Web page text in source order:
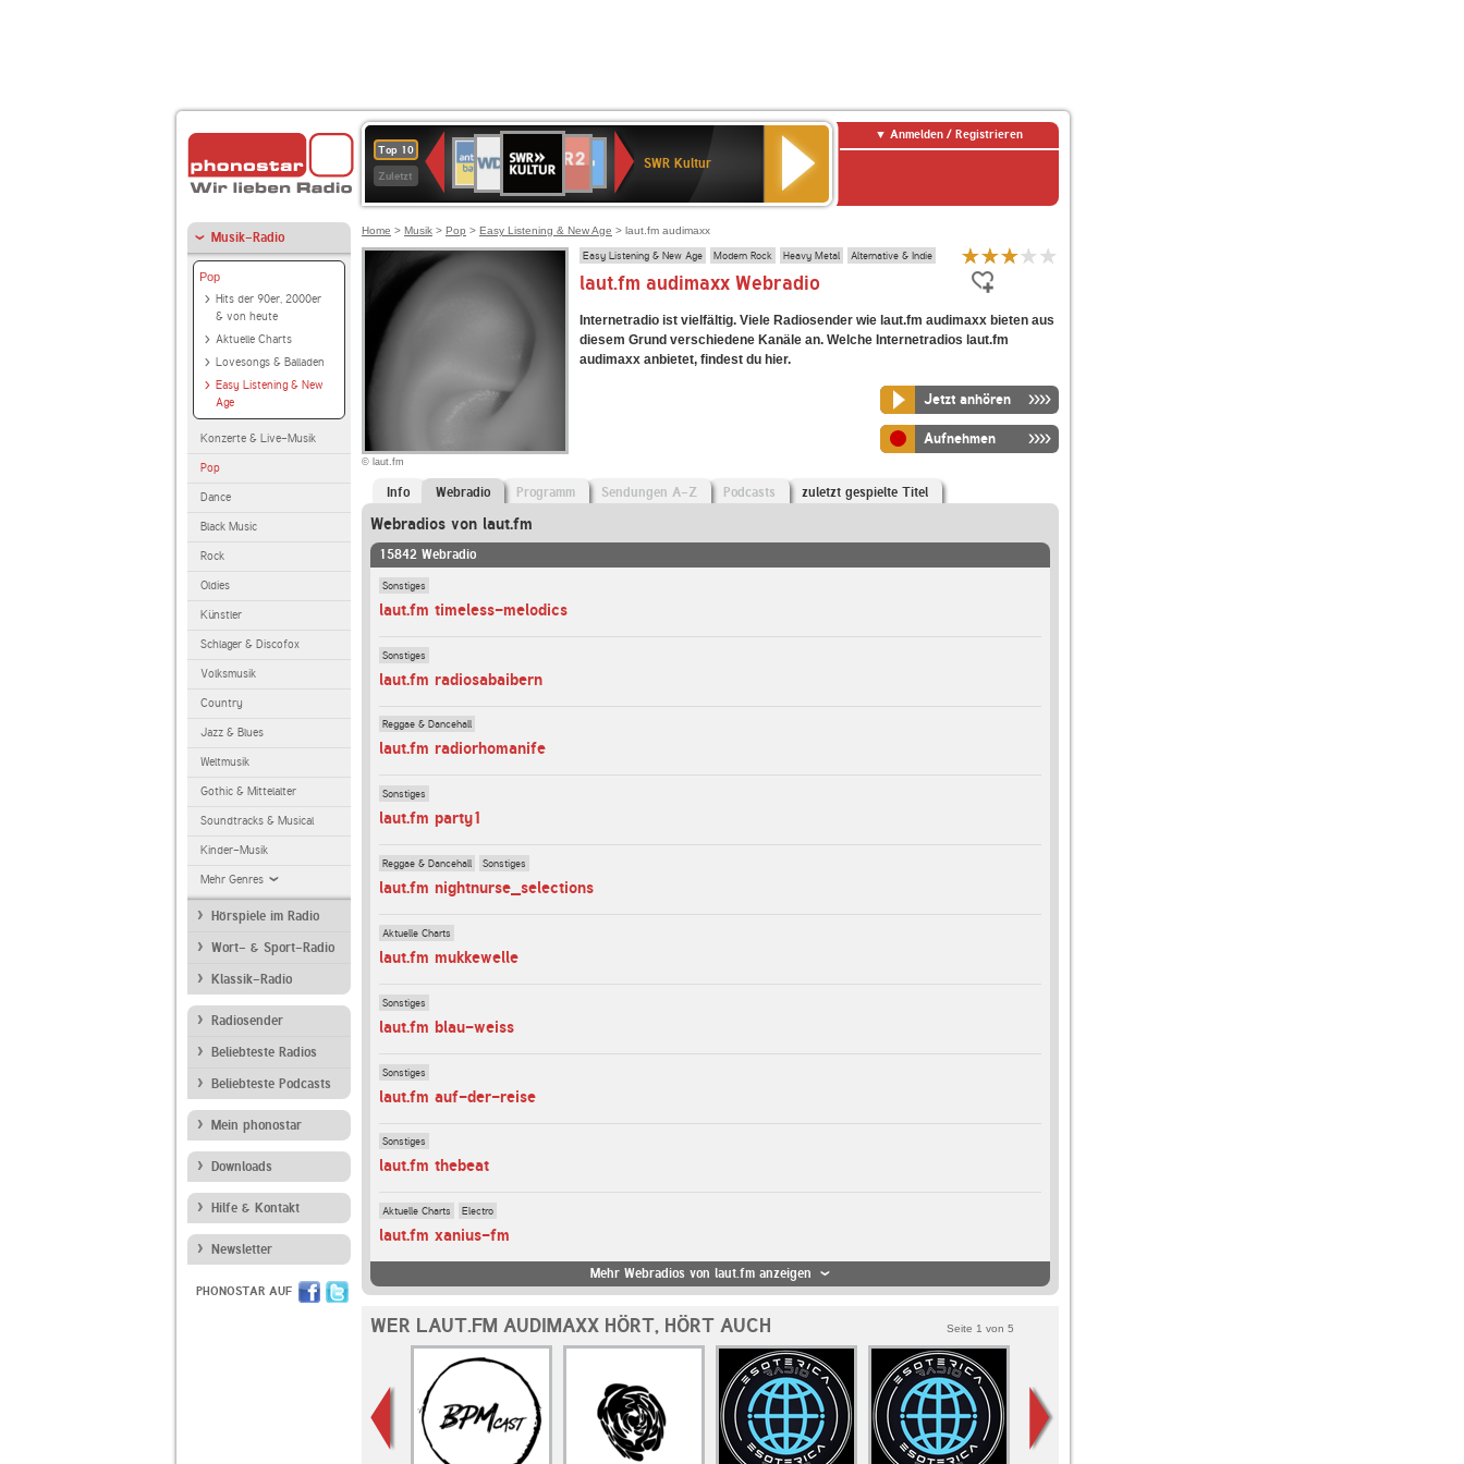
Top 10
Zuletzt
Deutschlandfunk
80er
90er
OLDIE
ANTENNE
SWR3
WDR
4
BR-
KLASSIK
Deutschlandfunk
Kultur
ANTENNE
BAYERN
2
Kultur2
SWR Kultur
Anmelden / Registrieren
Musik-Radio
Pop
Hits der 90er, 2000er
& von heute
Aktuelle Charts
Lovesongs & Balladen
Easy Listening & New
Age
Konzerte & Live-Musik
Pop
Dance
Black Music
Rock
Oldies
Künstler
Schlager & Discofox
Volksmusik
Country
Jazz & Blues
Weltmusik
Gothic & Mittelalter
Soundtracks & Musical
Kinder-Musik
Mehr Genres
Hörspiele im Radio
Wort- & Sport-Radio
Klassik-Radio
Radiosender
Beliebteste Radios
Beliebteste Podcasts
Mein phonostar
Downloads
Hilfe & Kontakt
Newsletter
PHONOSTAR AUF
Home > Musik > Pop > Easy Listening & New Age > laut.fm audimaxx
© laut.fm
Easy Listening & New Age Modern Rock Heavy Metal Alternative & Indie
laut.fm audimaxx Webradio
Internetradio ist vielfältig. Viele Radiosender wie laut.fm audimaxx bieten aus
diesem Grund verschiedene Kanäle an. Welche Internetradios laut.fm
audimaxx anbietet, findest du hier.
Jetzt anhören
Aufnehmen
Info Webradio Programm Sendungen A-Z Podcasts zuletzt gespielte Titel
Webradios von laut.fm
15842 Webradio
Sonstiges
laut.fm timeless-melodics
Sonstiges
laut.fm radiosabaibern
Reggae & Dancehall
laut.fm radiorhomanife
Sonstiges
laut.fm party1
Reggae & Dancehall Sonstiges
laut.fm nightnurse_selections
Aktuelle Charts
laut.fm mukkewelle
Sonstiges
laut.fm blau-weiss
Sonstiges
laut.fm auf-der-reise
Sonstiges
laut.fm thebeat
Aktuelle Charts Electro
laut.fm xanius-fm
Mehr Webradios von laut.fm anzeigen
WER LAUT.FM AUDIMAXX HÖRT, HÖRT AUCH Seite 1 von 5